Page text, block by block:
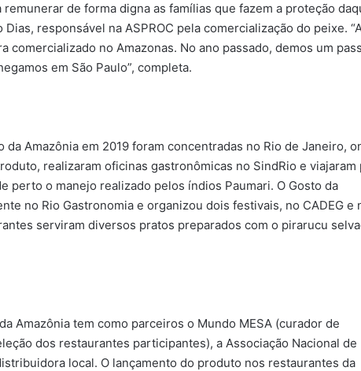
remunerar de forma digna as famílias que fazem a proteção
responsável na ASPROC pela comercialização do peixe.
comercializado no Amazonas. No ano passado, demos um
em São Paulo”, completa.
da Amazônia em 2019 foram concentradas no Rio de Janeiro,
realizaram oficinas gastronômicas no SindRio e viajaram
perto o manejo realizado pelos índios Paumari. O Gosto da
no Rio Gastronomia e organizou dois festivais, no CADEG e
serviram diversos pratos preparados com o pirarucu
Amazônia tem como parceiros o Mundo MESA (curador de
dos restaurantes participantes), a Associação Nacional de
local. O lançamento do produto nos restaurantes da